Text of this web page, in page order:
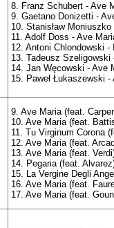
8. Franz Schubert - Ave
9. Gaetano Donizetti -
10. Stanisław
11. Adolf Doss - Ave
12. Antoni Chlondowski -
13. Tadeusz Szeligowski
14. Jan Węcowski - Ave
15. Paweł Łukaszewski -
9. Ave Maria (feat.
10. Ave Maria (feat.
11. Tu Virginum Corona
12. Ave Maria (feat.
13. Ave Maria (feat.
14. Pegaria (feat.
15. La Vergine Degli
16. Ave Maria (feat.
17. Ave Maria (feat.